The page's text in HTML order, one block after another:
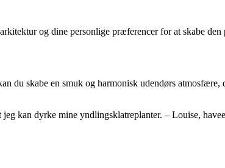
og dine personlige præferencer for at skabe den
du skabe en smuk og harmonisk udendørs
kan dyrke mine yndlingsklatreplanter. – Louise,